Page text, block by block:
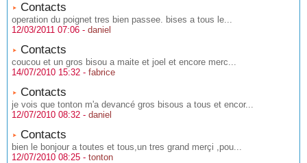
Contacts
operation du poignet tres bien passee. bises a tous le...
12/03/2011 07:06 - daniel
Contacts
coucou et un gros bisou a maite et joel et encore merc...
14/07/2010 15:32 - fabrice
Contacts
je vois que tonton m'a devancé gros bisous a tous et encor...
12/07/2010 08:32 - daniel
Contacts
bien le bonjour a toutes et tous,un tres grand merçi ,pou...
12/07/2010 08:25 - tonton